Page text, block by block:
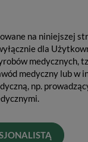
na niniejszej
dla
medycznych,
medyczny lub w
np.